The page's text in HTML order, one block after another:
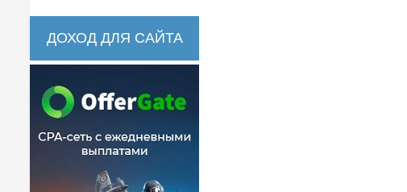
ДОХОД ДЛЯ САЙТА